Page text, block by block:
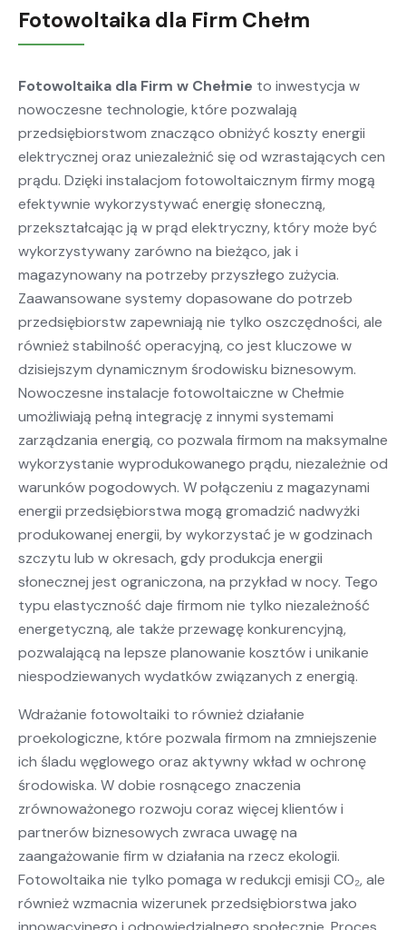
Fotowoltaika dla Firm Chełm
Fotowoltaika dla Firm w Chełmie to inwestycja w
nowoczesne technologie, które pozwalają
przedsiębiorstwom znacząco obniżyć koszty energii
elektrycznej oraz uniezależnić się od wzrastających cen
prądu. Dzięki instalacjom fotowoltaicznym firmy mogą
efektywnie wykorzystywać energię słoneczną,
przekształcając ją w prąd elektryczny, który może być
wykorzystywany zarówno na bieżąco, jak i
magazynowany na potrzeby przyszłego zużycia.
Zaawansowane systemy dopasowane do potrzeb
przedsiębiorstw zapewniają nie tylko oszczędności, ale
również stabilność operacyjną, co jest kluczowe w
dzisiejszym dynamicznym środowisku biznesowym.
Nowoczesne instalacje fotowoltaiczne w Chełmie
umożliwiają pełną integrację z innymi systemami
zarządzania energią, co pozwala firmom na maksymalne
wykorzystanie wyprodukowanego prądu, niezależnie od
warunków pogodowych. W połączeniu z magazynami
energii przedsiębiorstwa mogą gromadzić nadwyżki
produkowanej energii, by wykorzystać je w godzinach
szczytu lub w okresach, gdy produkcja energii
słonecznej jest ograniczona, na przykład w nocy. Tego
typu elastyczność daje firmom nie tylko niezależność
energetyczną, ale także przewagę konkurencyjną,
pozwalającą na lepsze planowanie kosztów i unikanie
niespodziewanych wydatków związanych z energią.
Wdrażanie fotowoltaiki to również działanie
proekologiczne, które pozwala firmom na zmniejszenie
ich śladu węglowego oraz aktywny wkład w ochronę
środowiska. W dobie rosnącego znaczenia
zrównoważonego rozwoju coraz więcej klientów i
partnerów biznesowych zwraca uwagę na
zaangażowanie firm w działania na rzecz ekologii.
Fotowoltaika nie tylko pomaga w redukcji emisji CO₂, ale
również wzmacnia wizerunek przedsiębiorstwa jako